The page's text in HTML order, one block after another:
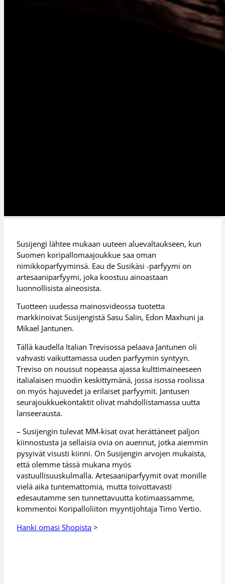
Susijengi lähtee mukaan uuteen aluevaltaukseen, kun
Suomen koripallomaajoukkue saa oman
nimikkoparfyyminsä. Eau de Susikäsi -parfyymi on
artesaaniparfyymi, joka koostuu ainoastaan
luonnollisista aineosista.
Tuotteen uudessa mainosvideossa tuotetta
markkinoivat Susijengistä Sasu Salin, Edon Maxhuni ja
Mikael Jantunen.
Tällä kaudella Italian Trevisossa pelaava Jantunen oli
vahvasti vaikuttamassa uuden parfyymin syntyyn.
Treviso on noussut nopeassa ajassa kulttimaineeseen
italialaisen muodin keskittymänä, jossa isossa roolissa
on myös hajuvedet ja erilaiset parfyymit. Jantusen
seurajoukkuekontaktit olivat mahdollistamassa uutta
lanseerausta.
– Susijengin tulevat MM-kisat ovat herättäneet paljon
kiinnostusta ja sellaisia ovia on auennut, jotka aiemmin
pysyivät visusti kiinni. On Susijengin arvojen mukaista,
että olemme tässä mukana myös
vastuullisuuskulmalla. Artesaaniparfyymit ovat monille
vielä aika tuntemattomia, mutta toivottavasti
edesautamme sen tunnettavuutta kotimaassamme,
kommentoi Koripalloliiton myyntijohtaja Timo Vertio.
Hanki omasi Shopista >